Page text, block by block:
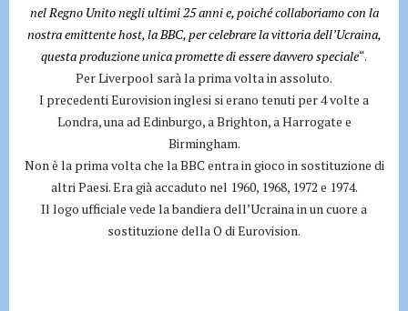
nel Regno Unito negli ultimi 25 anni e, poiché collaboriamo con la
nostra emittente host, la BBC, per celebrare la vittoria dell’Ucraina,
questa produzione unica promette di essere davvero speciale“.
Per Liverpool sarà la prima volta in assoluto.
I precedenti Eurovision inglesi si erano tenuti per 4 volte a
Londra, una ad Edinburgo, a Brighton, a Harrogate e
Birmingham.
Non è la prima volta che la BBC entra in gioco in sostituzione di
altri Paesi. Era già accaduto nel 1960, 1968, 1972 e 1974.
Il logo ufficiale vede la bandiera dell’Ucraina in un cuore a
sostituzione della O di Eurovision.